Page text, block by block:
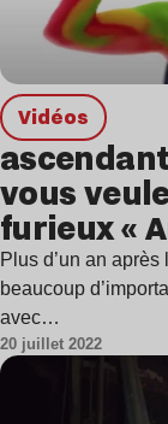
Vidéos
vous
furieux «
Plus d’un an
beaucoup
avec…
20 juillet 2022